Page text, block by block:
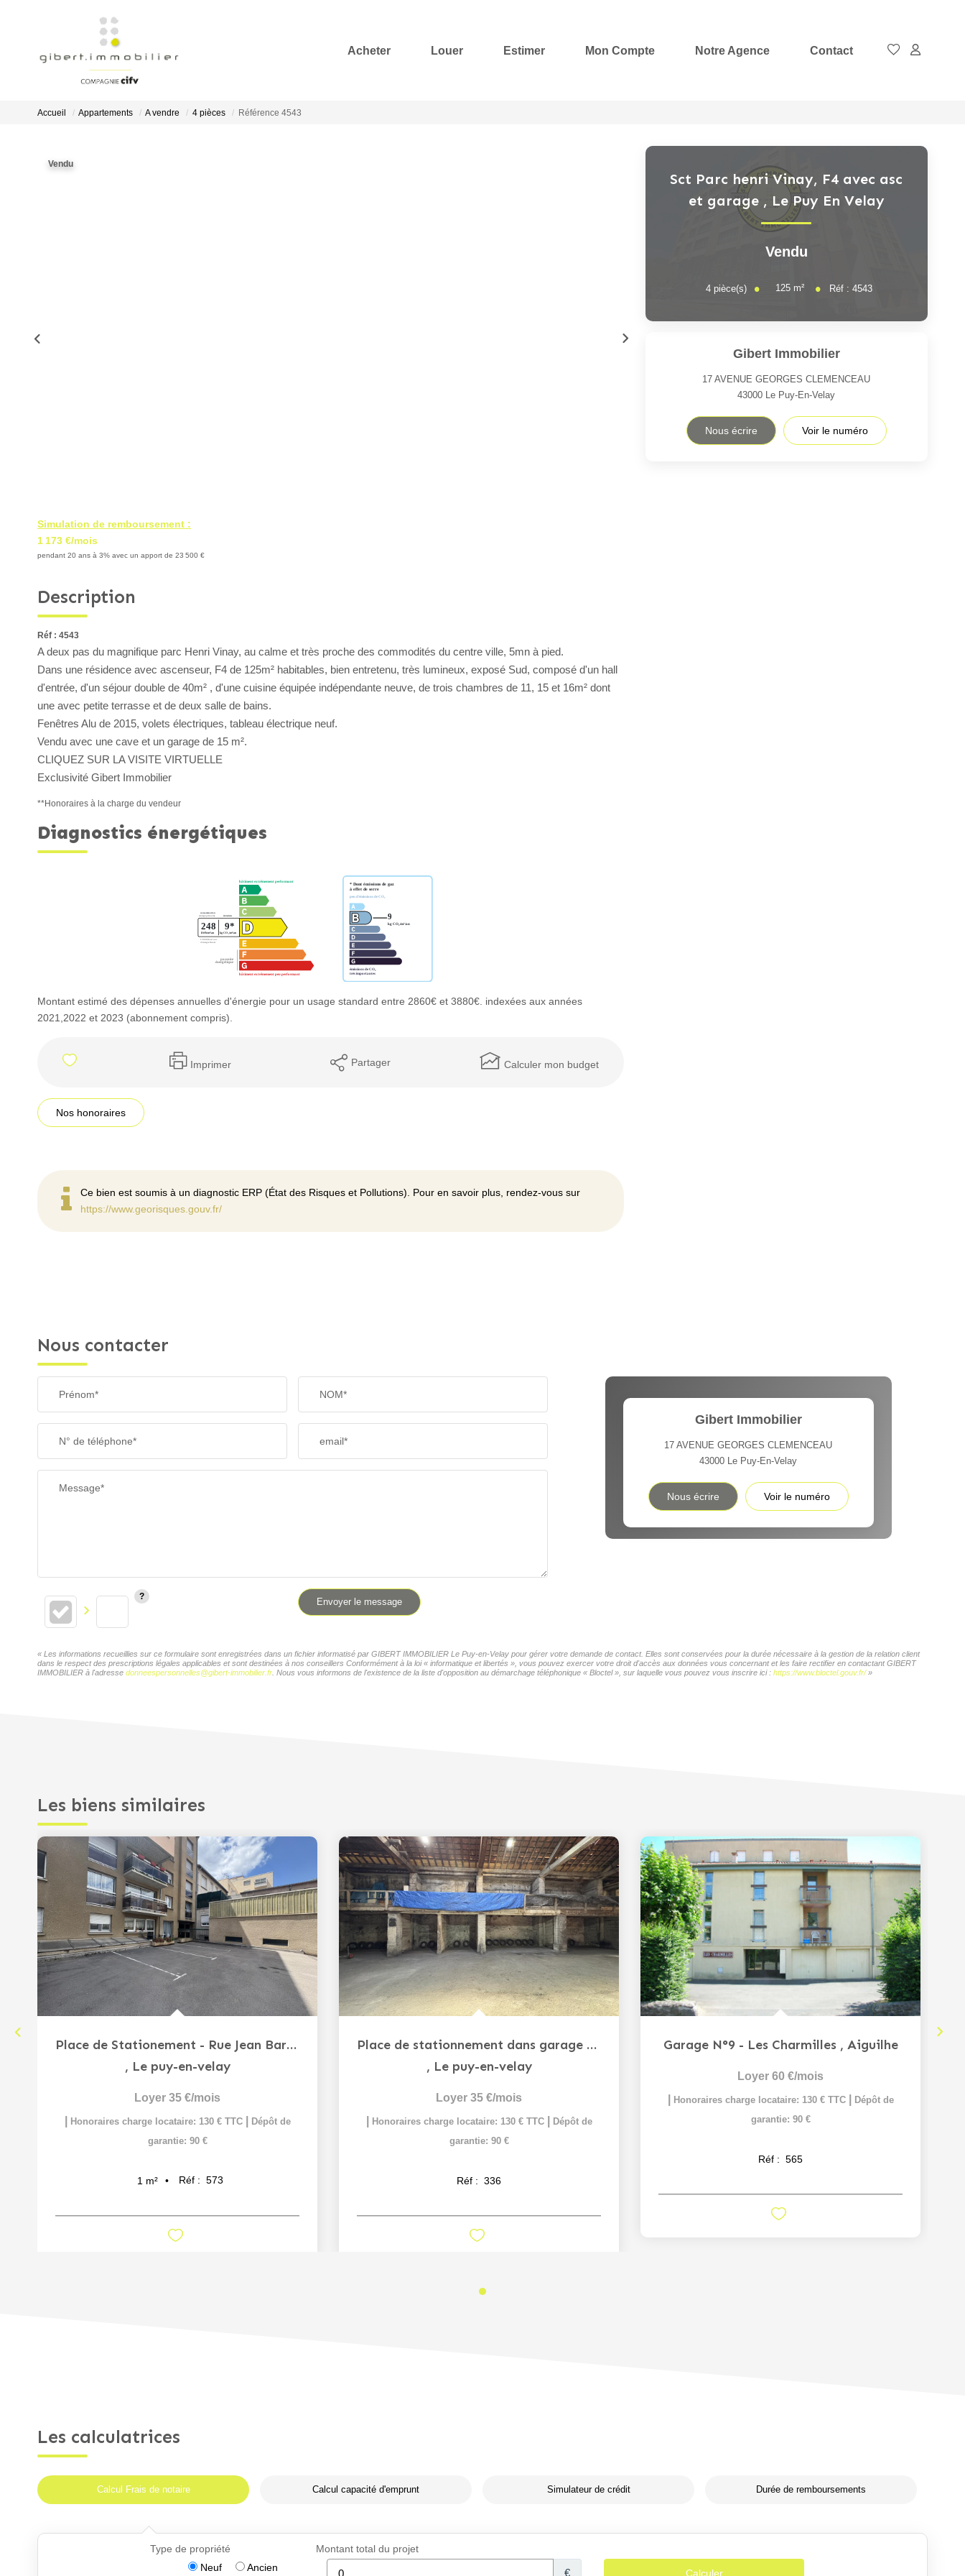
Acheter Louer Estimer Mon Compte Notre Agence Contact
Accueil Appartements A vendre 4 pièces Référence 4543
Vendu
Simulation de remboursement :
1 173 €/mois
pendant 20 ans à 3% avec un apport de 23 500 €
Description
Réf : 4543
A deux pas du magnifique parc Henri Vinay, au calme et très proche des commodités du centre ville, 5mn à pied.
Dans une résidence avec ascenseur, F4 de 125m² habitables, bien entretenu, très lumineux, exposé Sud, composé d'un hall
d'entrée, d'un séjour double de 40m² , d'une cuisine équipée indépendante neuve, de trois chambres de 11, 15 et 16m² dont
une avec petite terrasse et de deux salle de bains.
Fenêtres Alu de 2015, volets électriques, tableau électrique neuf.
Vendu avec une cave et un garage de 15 m².
CLIQUEZ SUR LA VISITE VIRTUELLE
Exclusivité Gibert Immobilier
**Honoraires à la charge du vendeur
Diagnostics énergétiques
Montant estimé des dépenses annuelles d'énergie pour un usage standard entre 2860€ et 3880€. indexées aux années
2021,2022 et 2023 (abonnement compris).
Imprimer Partager Calculer mon budget
Nos honoraires
Ce bien est soumis à un diagnostic ERP (État des Risques et Pollutions). Pour en savoir plus, rendez-vous sur
https://www.georisques.gouv.fr/
Sct Parc henri Vinay, F4 avec asc
et garage , Le Puy En Velay
Vendu
4pièce(s) 125 m² Réf :4543
Gibert Immobilier
17 AVENUE GEORGES CLEMENCEAU
43000 Le Puy-En-Velay
Nous écrire Voir le numéro
Nous contacter
Prénom* NOM*
N° de téléphone* email*
Message*
Envoyer le message
Gibert Immobilier
17 AVENUE GEORGES CLEMENCEAU
43000 Le Puy-En-Velay
Nous écrire Voir le numéro
« Les informations recueillies sur ce formulaire sont enregistrées dans un fichier informatisé par GIBERT IMMOBILIER Le Puy-en-Velay pour gérer votre demande de contact. Elles sont conservées pour la durée nécessaire à la gestion de la relation client
dans le respect des prescriptions légales applicables et sont destinées à nos conseillers Conformément à la loi « informatique et libertés », vous pouvez exercer votre droit d'accès aux données vous concernant et les faire rectifier en contactant GIBERT
IMMOBILIER à l'adresse donneespersonnelles@gibert-immobilier.fr . Nous vous informons de l'existence de la liste d'opposition au démarchage téléphonique « Bloctel », sur laquelle vous pouvez vous inscrire ici : https://www.bloctel.gouv.fr/»
Les biens similaires
Place de Stationement - Rue Jean Barthélémy
, Le puy-en-velay
Loyer 35 €/mois
Honoraires charge locataire: 130 € TTC
Dépôt de
garantie: 90 €
1 m² Réf : 573
Place de stationnement dans garage sécurisé - Centre-ville -
, Le puy-en-velay
Loyer 35 €/mois
Honoraires charge locataire: 130 € TTC
Dépôt de
garantie: 90 €
Réf : 336
Garage N°9 - Les Charmilles , Aiguilhe
Loyer 60 €/mois
Honoraires charge locataire: 130 € TTC
Dépôt de
garantie: 90 €
Réf : 565
Les calculatrices
Calcul Frais de notaire Calcul capacité d'emprunt Simulateur de crédit Durée de remboursements